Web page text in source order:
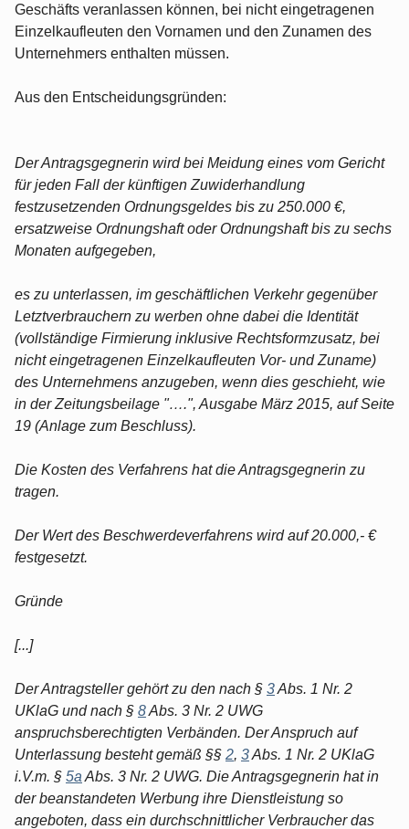
Geschäfts veranlassen können, bei nicht eingetragenen
Einzelkaufleuten den Vornamen und den Zunamen des
Unternehmers enthalten müssen.
Aus den Entscheidungsgründen:
Der Antragsgegnerin wird bei Meidung eines vom Gericht
für jeden Fall der künftigen Zuwiderhandlung
festzusetzenden Ordnungsgeldes bis zu 250.000 €,
ersatzweise Ordnungshaft oder Ordnungshaft bis zu sechs
Monaten aufgegeben,
es zu unterlassen, im geschäftlichen Verkehr gegenüber
Letztverbrauchern zu werben ohne dabei die Identität
(vollständige Firmierung inklusive Rechtsformzusatz, bei
nicht eingetragenen Einzelkaufleuten Vor- und Zuname)
des Unternehmens anzugeben, wenn dies geschieht, wie
in der Zeitungsbeilage "….", Ausgabe März 2015, auf Seite
19 (Anlage zum Beschluss).
Die Kosten des Verfahrens hat die Antragsgegnerin zu
tragen.
Der Wert des Beschwerdeverfahrens wird auf 20.000,- €
festgesetzt.
Gründe
[...]
Der Antragsteller gehört zu den nach § 3Abs. 1 Nr. 2
UKlaG und nach § 8Abs. 3 Nr. 2 UWG
anspruchsberechtigten Verbänden. Der Anspruch auf
Unterlassung besteht gemäß §§ 2, 3Abs. 1 Nr. 2 UKlaG
i.V.m. § 5a Abs. 3 Nr. 2 UWG. Die Antragsgegnerin hat in
der beanstandeten Werbung ihre Dienstleistung so
angeboten, dass ein durchschnittlicher Verbraucher das